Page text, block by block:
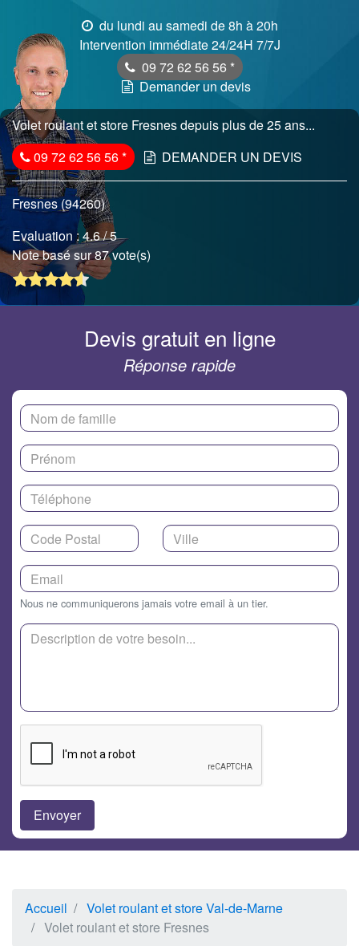
du lundi au samedi de 8h à 20h
Intervention immédiate 24/24H 7/7J
09 72 62 56 56 *
Demander un devis
Volet roulant et store Fresnes depuis plus de 25 ans...
09 72 62 56 56* DEMANDER UN DEVIS
Fresnes (94260)
Evaluation :4.6/ 5
Note basé sur 87 vote(s)
Devis gratuit en ligne
Réponse rapide
Nous ne communiquerons jamais votre email à un tier.
Accueil
Volet roulant et store Val-de-Marne
Volet roulant et store Fresnes